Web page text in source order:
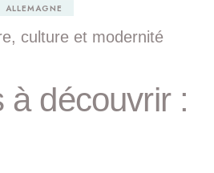
ALLEMAGNE
culture et modernité
à découvrir :